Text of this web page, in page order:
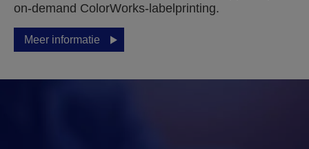
on‑demand ColorWorks‑labelprinting.
Meer informatie